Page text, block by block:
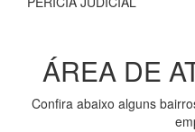
ÁREA DE
Confira abaixo alguns